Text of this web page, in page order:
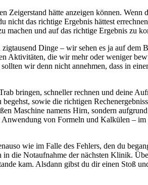
hätte anzeigen können.
das richtige Ergebnis hättest
machen und auf das richtige Ergebnis zu
Dinge – wir sehen es ja auf
Aktivitäten, die wir mehr oder weniger
wir denn nicht annehmen, dass in
bringen, schneller rechnen und deine
sowie die richtigen
Maschine namens Hirn, sondern
von Formeln und Kalkülen –
wie im Falle des Fehlers, den du
die Notaufnahme der nächsten Klinik.
kam. Alsdann gibst du dir einen Stoß